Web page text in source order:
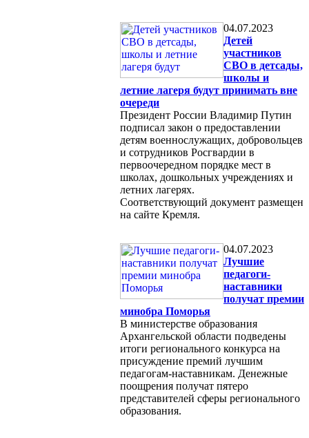
04.07.2023
Детей
участников
СВО в детсады,
школы и
летние лагеря будут принимать вне
очереди
Президент России Владимир Путин
подписал закон о предоставлении
детям военнослужащих, добровольцев
и сотрудников Росгвардии в
первоочередном порядке мест в
школах, дошкольных учреждениях и
летних лагерях.
Соответствующий документ размещен
на сайте Кремля.
04.07.2023
Лучшие
педагоги-
наставники
получат премии
минобра Поморья
В министерстве образования
Архангельской области подведены
итоги регионального конкурса на
присуждение премий лучшим
педагогам-наставникам. Денежные
поощрения получат пятеро
представителей сферы регионального
образования.